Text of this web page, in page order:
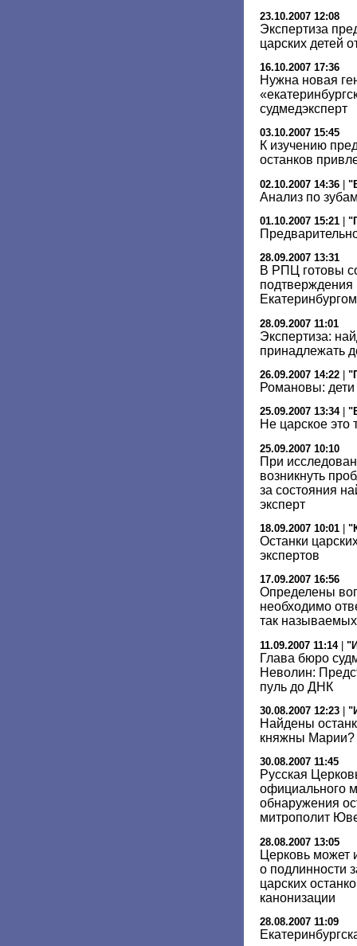
23.10.2007 12:08
Экспертиза
царских детей
16.10.2007 17:36
Нужна новая
судмедэксперт
03.10.2007 15:45
К изучению
останков
02.10.2007 14:36 |
Анализ по
01.10.2007 15:21
28.09.2007 13:31
В РПЦ готовы
28.09.2007 11:01
Экспертиза:
принадлежать
26.09.2007 14:22
Романовы:
25.09.2007 13:34|
Не царское это
25.09.2007 10:10
При
возникнуть
за состояния
эксперт
18.09.2007 10:01
Останки
экспертов
17.09.2007 16:56
Определены
необходимо
так
11.09.2007 11:14|
Глава бюро
Неволин:
пуль до ДНК
30.08.2007 12:23
Найдены
княжны Марии?
30.08.2007 11:45
Русская
официального
обнаружения
митрополит
28.08.2007 13:05
Церковь может
о подлинности
царских
канонизации
28.08.2007 11:09